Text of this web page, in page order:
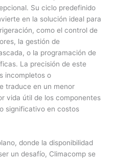
Su ciclo predefinido
en la solución ideal para
como el control de
la gestión de
o la programación de
La precisión de este
incompletos o
traduce en un menor
vida útil de los componentes
significativo en costos
donde la disponibilidad
un desafío, Climacomp se